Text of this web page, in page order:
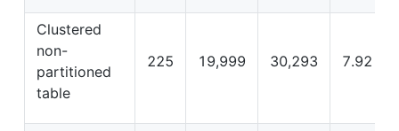
Clustered
non-
partitioned
table
225 19,999 30,293 7.92